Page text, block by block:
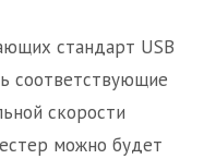
стандарт USB
соответствующие
скорости
можно будет